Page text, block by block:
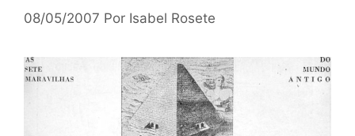
08/05/2007 Por Isabel Rosete